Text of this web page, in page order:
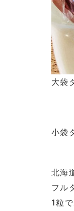
大袋
参
小袋
参
北海
フル
1粒